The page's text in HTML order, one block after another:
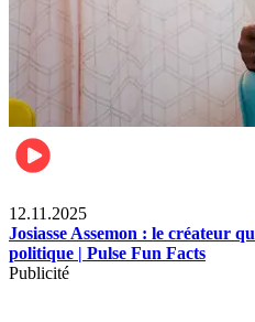
12.11.2025
Josiasse Assemon : le créateur
politique | Pulse Fun Facts
Publicité